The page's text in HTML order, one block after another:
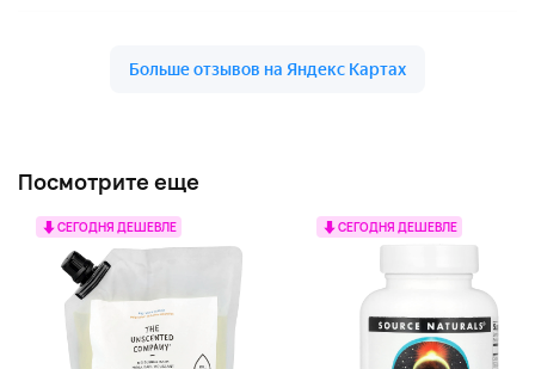
Посмотрите еще
СЕГОДНЯ ДЕШЕВЛЕ СЕГОДНЯ ДЕШЕВЛЕ